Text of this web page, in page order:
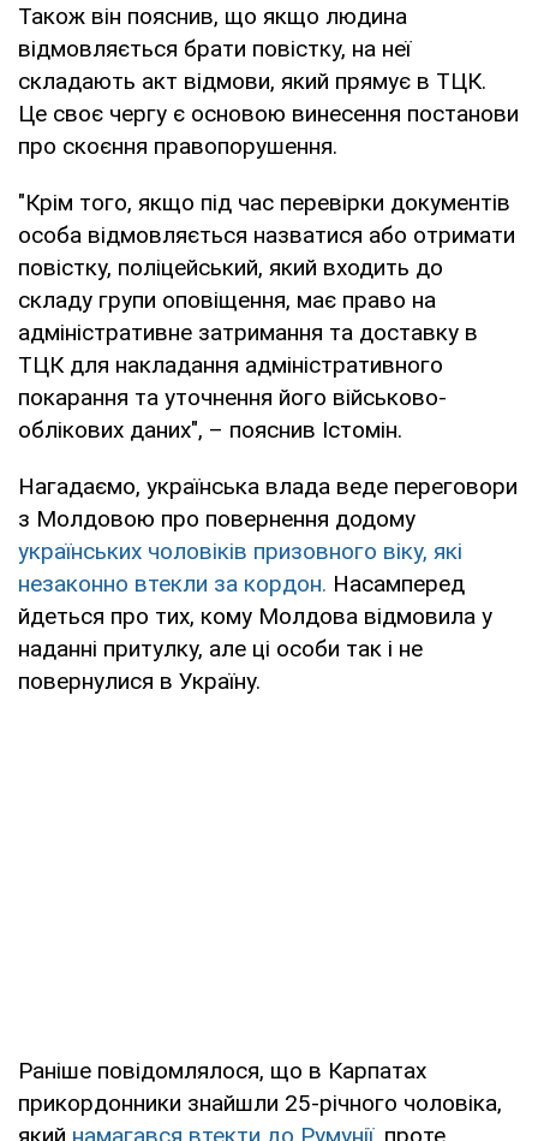
Також він пояснив, що якщо людина
відмовляється брати повістку, на неї
складають акт відмови, який прямує в ТЦК.
Це своє чергу є основою винесення постанови
про скоєння правопорушення.
"Крім того, якщо під час перевірки документів
особа відмовляється назватися або отримати
повістку, поліцейський, який входить до
складу групи оповіщення, має право на
адміністративне затримання та доставку в
ТЦК для накладання адміністративного
покарання та уточнення його військово-
облікових даних", – пояснив Істомін.
Нагадаємо, українська влада веде переговори
з Молдовою про повернення додому
українських чоловіків призовного віку, які
незаконно втекли за кордон. Насамперед
йдеться про тих, кому Молдова відмовила у
наданні притулку, але ці особи так і не
повернулися в Україну.
Раніше повідомлялося, що в Карпатах
прикордонники знайшли 25-річного чоловіка,
який намагався втекти до Румунії, проте